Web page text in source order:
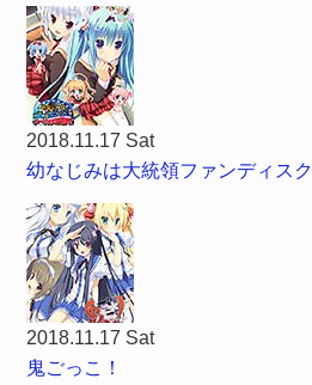
2018.11.17 Sat
幼なじみは大統領ファンディスク
2018.11.17 Sat
鬼ごっこ！